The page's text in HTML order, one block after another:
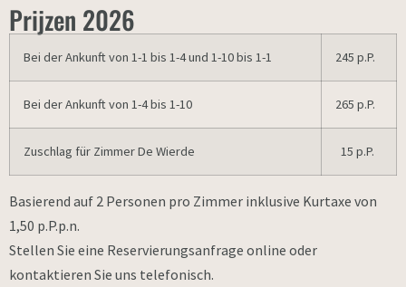
Prijzen 2026
Bei der Ankunft von 1-1 bis 1-4 und 1-10 bis 1-1 245 p.P.
Bei der Ankunft von 1-4 bis 1-10 265 p.P.
Zuschlag für Zimmer De Wierde 15 p.P.
Basierend auf 2 Personen pro Zimmer inklusive Kurtaxe von
1,50 p.P.p.n.
Stellen Sie eine Reservierungsanfrage online oder
kontaktieren Sie uns telefonisch.